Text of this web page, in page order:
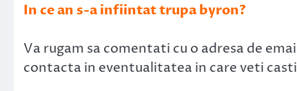
In ce an s-a infiintat trupa byron?
Va rugam sa comentati cu o adresa de
contacta in eventualitatea in care veti